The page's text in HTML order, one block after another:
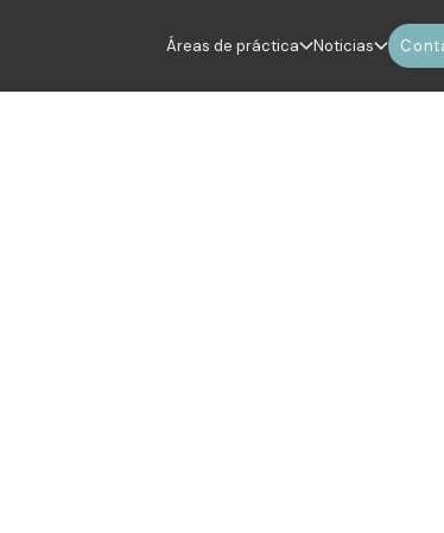
Áreas de práctica Noticias